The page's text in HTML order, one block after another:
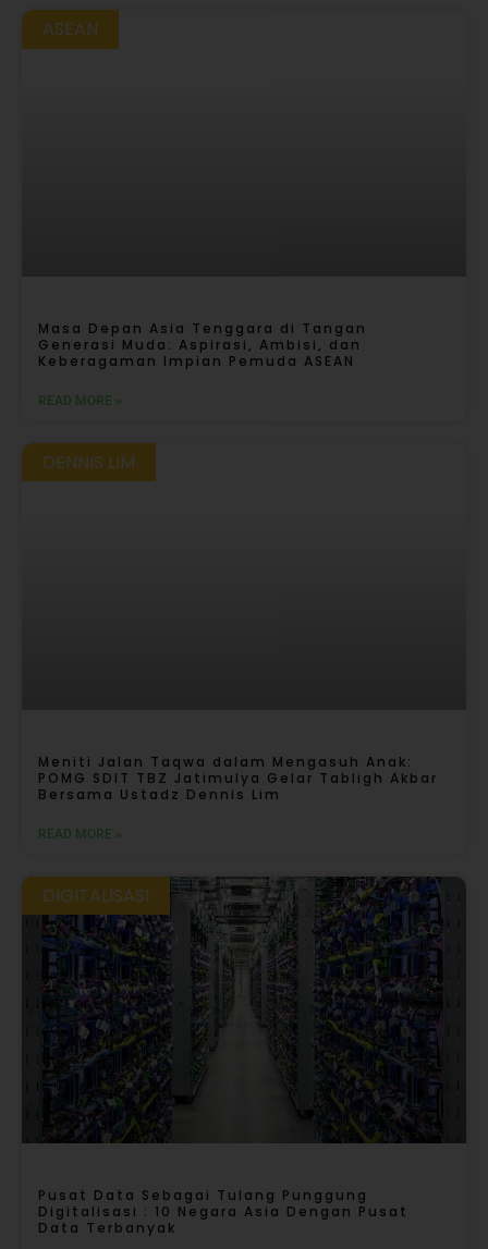
ASEAN
Masa Depan Asia Tenggara di Tangan
Generasi Muda: Aspirasi, Ambisi, dan
Keberagaman Impian Pemuda ASEAN
READ MORE »
DENNIS LIM
Meniti Jalan Taqwa dalam Mengasuh Anak:
POMG SDIT TBZ Jatimulya Gelar Tabligh Akbar
Bersama Ustadz Dennis Lim
READ MORE »
DIGITALISASI
Pusat Data Sebagai Tulang Punggung
Digitalisasi : 10 Negara Asia Dengan Pusat
Data Terbanyak